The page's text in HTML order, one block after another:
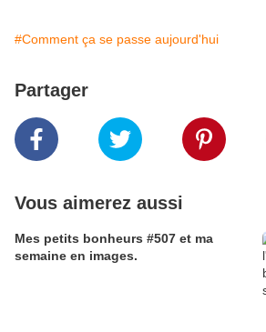
#Comment ça se passe aujourd'hui
Partager
Vous aimerez aussi
Mes petits bonheurs #507 et ma
semaine en images.